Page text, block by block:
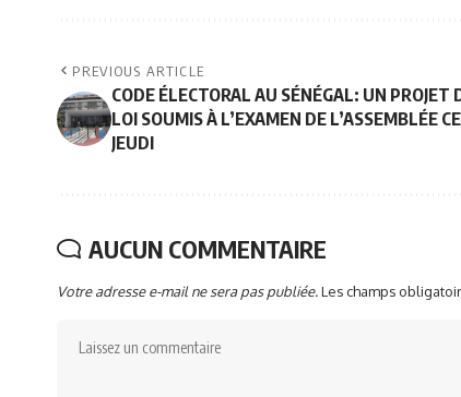
PREVIOUS ARTICLE
CODE ÉLECTORAL AU SÉNÉGAL: UN PROJET
LOI SOUMIS À L’EXAMEN DE L’ASSEMBLÉE CE
JEUDI
AUCUN COMMENTAIRE
Votre adresse e-mail ne sera pas publiée.Les champs